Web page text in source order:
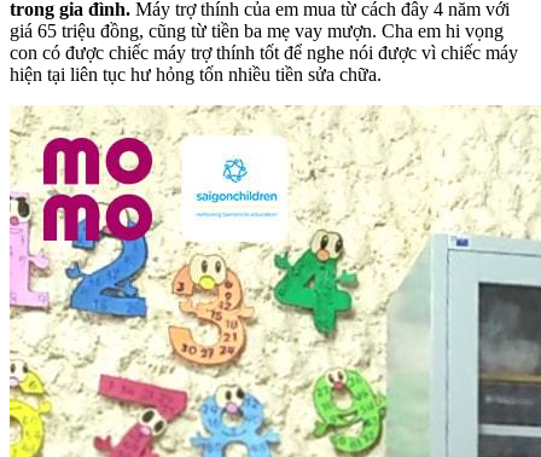
trong gia đình. Máy trợ thính của em mua từ cách đây 4 năm với
giá 65 triệu đồng, cũng từ tiền ba mẹ vay mượn. Cha em hi vọng
con có được chiếc máy trợ thính tốt để nghe nói được vì chiếc máy
hiện tại liên tục hư hỏng tốn nhiều tiền sửa chữa.